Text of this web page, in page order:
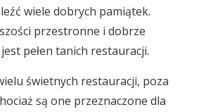
wiele dobrych pamiątek.
przestronne i dobrze
pełen tanich restauracji.
świetnych restauracji, poza
są one przeznaczone dla